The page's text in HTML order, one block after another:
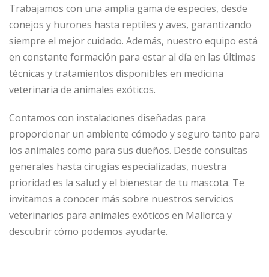
Trabajamos con una amplia gama de especies, desde
conejos y hurones hasta reptiles y aves, garantizando
siempre el mejor cuidado. Además, nuestro equipo está
en constante formación para estar al día en las últimas
técnicas y tratamientos disponibles en medicina
veterinaria de animales exóticos.
Contamos con instalaciones diseñadas para
proporcionar un ambiente cómodo y seguro tanto para
los animales como para sus dueños. Desde consultas
generales hasta cirugías especializadas, nuestra
prioridad es la salud y el bienestar de tu mascota. Te
invitamos a conocer más sobre nuestros servicios
veterinarios para animales exóticos en Mallorca y
descubrir cómo podemos ayudarte.